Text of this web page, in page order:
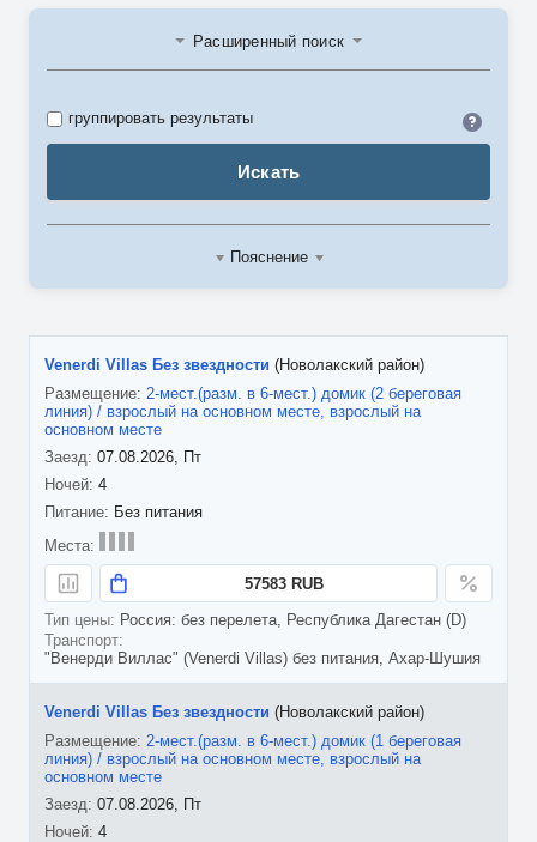
Расширенный поиск
Искать
группировать результаты
Пояснение
07.08.2026, Пт
4
Venerdi Villas Без звездности (Новолакский район)
2-мест.(разм. в 6-мест.) домик (2 береговая
линия) / взрослый на основном месте, взрослый на
основном месте
Без питания
57583 RUB
Россия: без перелета, Республика Дагестан (D)
"Венерди Виллас" (Venerdi Villas) без питания, Ахар-Шушия
07.08.2026, Пт
4
Venerdi Villas Без звездности (Новолакский район)
2-мест.(разм. в 6-мест.) домик (1 береговая
линия) / взрослый на основном месте, взрослый на
основном месте